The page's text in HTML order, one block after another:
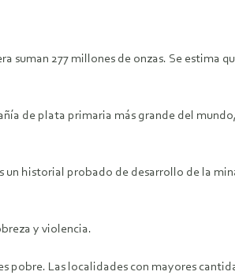
suman 277 millones de onzas. Se estima
de plata primaria más grande del
historial probado de desarrollo de la
y violencia.
Las localidades con mayores